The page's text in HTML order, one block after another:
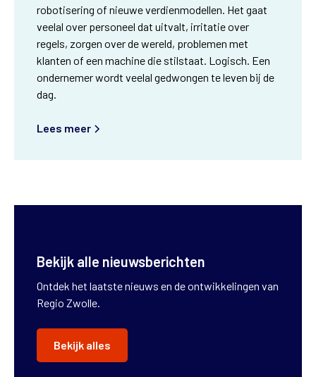
robotisering of nieuwe verdienmodellen. Het gaat
veelal over personeel dat uitvalt, irritatie over
regels, zorgen over de wereld, problemen met
klanten of een machine die stilstaat. Logisch. Een
ondernemer wordt veelal gedwongen te leven bij de
dag.
Lees meer
Bekijk alle nieuwsberichten
Ontdek het laatste nieuws en de ontwikkelingen van
Regio Zwolle.
Bekijk alles